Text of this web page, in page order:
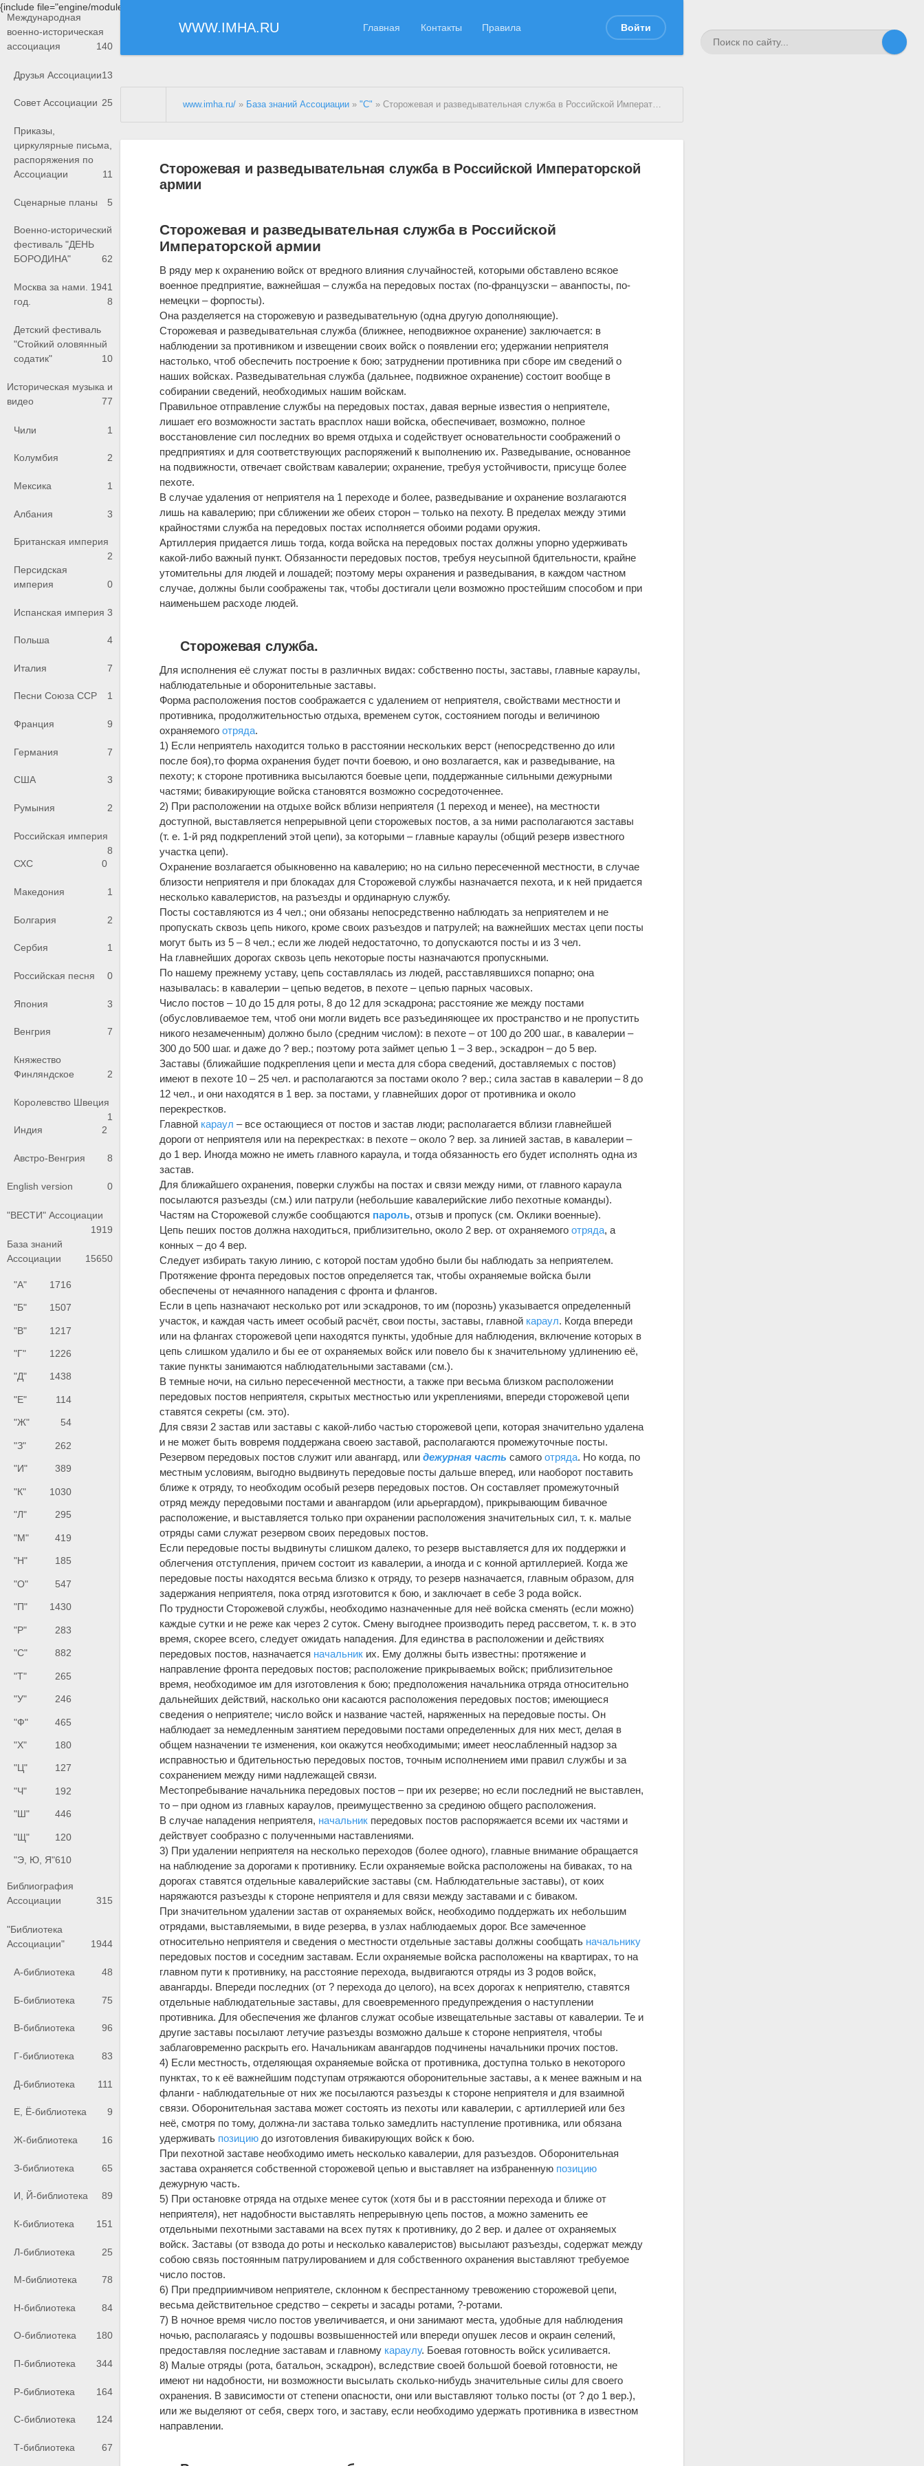
{include file="engine/modules/saperu/head.php"}
WWW.IMHA.RU Главная Контакты Правила Войти
Международная
военно-историческая
ассоциация
140
Друзья Ассоциации13
Совет Ассоциации 25
Приказы,
циркулярные письма,
распоряжения по
Ассоциации
11
Сценарные планы 5
Военно-исторический
фестиваль "ДЕНЬ
БОРОДИНА"
62
Москва за нами. 1941
год.
8
Детский фестиваль
"Стойкий оловянный
содатик"
10
Историческая музыка и
видео
77
Чили 1
Колумбия 2
Мексика 1
Албания 3
Британская империя
2
Персидская
империя
0
Испанская империя 3
Польша 4
Италия 7
Песни Союза ССР 1
Франция 9
Германия 7
США 3
Румыния 2
Российская империя
8
СХС
0
Македония 1
Болгария 2
Сербия 1
Российская песня 0
Япония 3
Венгрия 7
Княжество
Финляндское
2
Королевство Швеция
1
Индия
2
Австро-Венгрия 8
English version 0
"ВЕСТИ" Ассоциации
1919
База знаний
Ассоциации
15650
"А" 1716
"Б" 1507
"В" 1217
"Г" 1226
"Д" 1438
"Е" 114
"Ж" 54
"З" 262
"И" 389
"К" 1030
"Л" 295
"М" 419
"Н" 185
"О" 547
"П" 1430
"Р" 283
"С" 882
"Т" 265
"У" 246
"Ф" 465
"Х" 180
"Ц" 127
"Ч" 192
"Ш" 446
"Щ" 120
"Э, Ю, Я"610
Библиография
Ассоциации
315
"Библиотека
Ассоциации"
1944
А-библиотека 48
Б-библиотека 75
В-библиотека 96
Г-библиотека 83
Д-библиотека 111
Е, Ё-библиотека 9
Ж-библиотека 16
З-библиотека 65
И, Й-библиотека 89
К-библиотека 151
Л-библиотека 25
М-библиотека 78
Н-библиотека 84
О-библиотека 180
П-библиотека 344
Р-библиотека 164
С-библиотека 124
Т-библиотека 67
www.imha.ru/ » База знаний Ассоциации »"С" » Сторожевая и разведывательная служба в Российской Императорской армии
Сторожевая и разведывательная служба в Российской Императорской
армии
Сторожевая и разведывательная служба в Российской
Императорской армии
В ряду мер к охранению войск от вредного влияния случайностей, которыми обставлено всякое
военное предприятие, важнейшая – служба на передовых постах (по-французски – аванпосты, по-
немецки – форпосты).
Она разделяется на сторожевую и разведывательную (одна другую дополняющие).
Сторожевая и разведывательная служба (ближнее, неподвижное охранение) заключается: в
наблюдении за противником и извещении своих войск о появлении его; удержании неприятеля
настолько, чтоб обеспечить построение к бою; затруднении противника при сборе им сведений о
наших войсках. Разведывательная служба (дальнее, подвижное охранение) состоит вообще в
собирании сведений, необходимых нашим войскам.
Правильное отправление службы на передовых постах, давая верные известия о неприятеле,
лишает его возможности застать врасплох наши войска, обеспечивает, возможно, полное
восстановление сил последних во время отдыха и содействует основательности соображений о
предприятиях и для соответствующих распоряжений к выполнению их. Разведывание, основанное
на подвижности, отвечает свойствам кавалерии; охранение, требуя устойчивости, присуще более
пехоте.
В случае удаления от неприятеля на 1 переходе и более, разведывание и охранение возлагаются
лишь на кавалерию; при сближении же обеих сторон – только на пехоту. В пределах между этими
крайностями служба на передовых постах исполняется обоими родами оружия.
Артиллерия придается лишь тогда, когда войска на передовых постах должны упорно удерживать
какой-либо важный пункт. Обязанности передовых постов, требуя неусыпной бдительности, крайне
утомительны для людей и лошадей; поэтому меры охранения и разведывания, в каждом частном
случае, должны были соображены так, чтобы достигали цели возможно простейшим способом и при
наименьшем расходе людей.
Сторожевая служба.
Для исполнения её служат посты в различных видах: собственно посты, заставы, главные караулы,
наблюдательные и оборонительные заставы.
Форма расположения постов соображается с удалением от неприятеля, свойствами местности и
противника, продолжительностью отдыха, временем суток, состоянием погоды и величиною
охраняемогоотряда.
1) Если неприятель находится только в расстоянии нескольких верст (непосредственно до или
после боя),то форма охранения будет почти боевою, и оно возлагается, как и разведывание, на
пехоту; к стороне противника высылаются боевые цепи, поддержанные сильными дежурными
частями; бивакирующие войска становятся возможно сосредоточеннее.
2) При расположении на отдыхе войск вблизи неприятеля (1 переход и менее), на местности
доступной, выставляется непрерывной цепи сторожевых постов, а за ними располагаются заставы
(т. е. 1-й ряд подкреплений этой цепи), за которыми – главные караулы (общий резерв известного
участка цепи).
Охранение возлагается обыкновенно на кавалерию; но на сильно пересеченной местности, в случае
близости неприятеля и при блокадах для Сторожевой службы назначается пехота, и к ней придается
несколько кавалеристов, на разъезды и ординарную службу.
Посты составляются из 4 чел.; они обязаны непосредственно наблюдать за неприятелем и не
пропускать сквозь цепь никого, кроме своих разъездов и патрулей; на важнейших местах цепи посты
могут быть из 5 – 8 чел.; если же людей недостаточно, то допускаются посты и из 3 чел.
На главнейших дорогах сквозь цепь некоторые посты назначаются пропускными.
По нашему прежнему уставу, цепь составлялась из людей, расставлявшихся попарно; она
называлась: в кавалерии – цепью ведетов, в пехоте – цепью парных часовых.
Число постов – 10 до 15 для роты, 8 до 12 для эскадрона; расстояние же между постами
(обусловливаемое тем, чтоб они могли видеть все разъединяющее их пространство и не пропустить
никого незамеченным) должно было (средним числом): в пехоте – от 100 до 200 шаг., в кавалерии –
300 до 500 шаг. и даже до ? вер.; поэтому рота займет цепью 1 – 3 вер., эскадрон – до 5 вер.
Заставы (ближайшие подкрепления цепи и места для сбора сведений, доставляемых с постов)
имеют в пехоте 10 – 25 чел. и располагаются за постами около ? вер.; сила застав в кавалерии – 8 до
12 чел., и они находятся в 1 вер. за постами, у главнейших дорог от противника и около
перекрестков.
Главной караул – все остающиеся от постов и застав люди; располагается вблизи главнейшей
дороги от неприятеля или на перекрестках: в пехоте – около ? вер. за линией застав, в кавалерии –
до 1 вер. Иногда можно не иметь главного караула, и тогда обязанность его будет исполнять одна из
застав.
Для ближайшего охранения, поверки службы на постах и связи между ними, от главного караула
посылаются разъезды (см.) или патрули (небольшие кавалерийские либо пехотные команды).
Частям на Сторожевой службе сообщаются пароль, отзыв и пропуск (см. Оклики военные).
Цепь пеших постов должна находиться, приблизительно, около 2 вер. от охраняемогоотряда, а
конных – до 4 вер.
Следует избирать такую линию, с которой постам удобно были бы наблюдать за неприятелем.
Протяжение фронта передовых постов определяется так, чтобы охраняемые войска были
обеспечены от нечаянного нападения с фронта и флангов.
Если в цепь назначают несколько рот или эскадронов, то им (порознь) указывается определенный
участок, и каждая часть имеет особый расчёт, свои посты, заставы, главной караул. Когда впереди
или на флангах сторожевой цепи находятся пункты, удобные для наблюдения, включение которых в
цепь слишком удалило и бы ее от охраняемых войск или повело бы к значительному удлинению её,
такие пункты занимаются наблюдательными заставами (см.).
В темные ночи, на сильно пересеченной местности, а также при весьма близком расположении
передовых постов неприятеля, скрытых местностью или укреплениями, впереди сторожевой цепи
ставятся секреты (см. это).
Для связи 2 застав или заставы с какой-либо частью сторожевой цепи, которая значительно удалена
и не может быть вовремя поддержана своею заставой, располагаются промежуточные посты.
Резервом передовых постов служит или авангард, илидежурная часть самогоотряда. Но когда, по
местным условиям, выгодно выдвинуть передовые посты дальше вперед, или наоборот поставить
ближе к отряду, то необходим особый резерв передовых постов. Он составляет промежуточный
отряд между передовыми постами и авангардом (или арьергардом), прикрывающим бивачное
расположение, и выставляется только при охранении расположения значительных сил, т. к. малые
отряды сами служат резервом своих передовых постов.
Если передовые посты выдвинуты слишком далеко, то резерв выставляется для их поддержки и
облегчения отступления, причем состоит из кавалерии, а иногда и с конной артиллерией. Когда же
передовые посты находятся весьма близко к отряду, то резерв назначается, главным образом, для
задержания неприятеля, пока отряд изготовится к бою, и заключает в себе 3 рода войск.
По трудности Сторожевой службы, необходимо назначенные для неё войска сменять (если можно)
каждые сутки и не реже как через 2 суток. Смену выгоднее производить перед рассветом, т. к. в это
время, скорее всего, следует ожидать нападения. Для единства в расположении и действиях
передовых постов, назначается начальник их. Ему должны быть известны: протяжение и
направление фронта передовых постов; расположение прикрываемых войск; приблизительное
время, необходимое им для изготовления к бою; предположения начальника отряда относительно
дальнейших действий, насколько они касаются расположения передовых постов; имеющиеся
сведения о неприятеле; число войск и название частей, наряженных на передовые посты. Он
наблюдает за немедленным занятием передовыми постами определенных для них мест, делая в
общем назначении те изменения, кои окажутся необходимыми; имеет неослабленный надзор за
исправностью и бдительностью передовых постов, точным исполнением ими правил службы и за
сохранением между ними надлежащей связи.
Местопребывание начальника передовых постов – при их резерве; но если последний не выставлен,
то – при одном из главных караулов, преимущественно за срединою общего расположения.
В случае нападения неприятеля, начальник передовых постов распоряжается всеми их частями и
действует сообразно с полученными наставлениями.
3) При удалении неприятеля на несколько переходов (более одного), главные внимание обращается
на наблюдение за дорогами к противнику. Если охраняемые войска расположены на биваках, то на
дорогах ставятся отдельные кавалерийские заставы (см. Наблюдательные заставы), от коих
наряжаются разъезды к стороне неприятеля и для связи между заставами и с биваком.
При значительном удалении застав от охраняемых войск, необходимо поддержать их небольшим
отрядами, выставляемыми, в виде резерва, в узлах наблюдаемых дорог. Все замеченное
относительно неприятеля и сведения о местности отдельные заставы должны сообщать начальнику
передовых постов и соседним заставам. Если охраняемые войска расположены на квартирах, то на
главном пути к противнику, на расстояние перехода, выдвигаются отряды из 3 родов войск,
авангарды. Впереди последних (от ? перехода до целого), на всех дорогах к неприятелю, ставятся
отдельные наблюдательные заставы, для своевременного предупреждения о наступлении
противника. Для обеспечения же флангов служат особые извещательные заставы от кавалерии. Те и
другие заставы посылают летучие разъезды возможно дальше к стороне неприятеля, чтобы
заблаговременно раскрыть его. Начальникам авангардов подчинены начальники прочих постов.
4) Если местность, отделяющая охраняемые войска от противника, доступна только в некоторого
пунктах, то к её важнейшим подступам отряжаются оборонительные заставы, а к менее важным и на
фланги - наблюдательные от них же посылаются разъезды к стороне неприятеля и для взаимной
связи. Оборонительная застава может состоять из пехоты или кавалерии, с артиллерией или без
неё, смотря по тому, должна-ли застава только замедлить наступление противника, или обязана
удерживать позицию до изготовления бивакирующих войск к бою.
При пехотной заставе необходимо иметь несколько кавалерии, для разъездов. Оборонительная
застава охраняется собственной сторожевой цепью и выставляет на избраненную позицию
дежурную часть.
5) При остановке отряда на отдыхе менее суток (хотя бы и в расстоянии перехода и ближе от
неприятеля), нет надобности выставлять непрерывную цепь постов, а можно заменить ее
отдельными пехотными заставами на всех путях к противнику, до 2 вер. и далее от охраняемых
войск. Заставы (от взвода до роты и несколько кавалеристов) высылают разъезды, содержат между
собою связь постоянным патрулированием и для собственного охранения выставляют требуемое
число постов.
6) При предприимчивом неприятеле, склонном к беспрестанному тревожению сторожевой цепи,
весьма действительное средство – секреты и засады ротами, ?-ротами.
7) В ночное время число постов увеличивается, и они занимают места, удобные для наблюдения
ночью, располагаясь у подошвы возвышенностей или впереди опушек лесов и окраин селений,
предоставляя последние заставам и главному караулу. Боевая готовность войск усиливается.
8) Малые отряды (рота, батальон, эскадрон), вследствие своей большой боевой готовности, не
имеют ни надобности, ни возможности высылать сколько-нибудь значительные силы для своего
охранения. В зависимости от степени опасности, они или выставляют только посты (от ? до 1 вер.),
или же выделяют от себя, сверх того, и заставу, если необходимо удержать противника в известном
направлении.